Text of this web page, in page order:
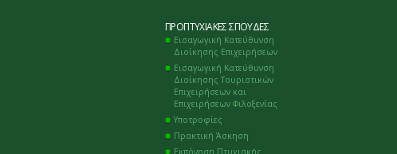
ΠΡΟΠΤΥΧΙΑΚΈΣ ΣΠΟΥΔΈΣ
Εισαγωγική Κατεύθυνση
Διοίκησης Επιχειρήσεων
Εισαγωγική Κατεύθυνση
Διοίκησης Τουριστικών
Επιχειρήσεων και
Επιχειρήσεων Φιλοξενίας
Υποτροφίες
Πρακτική Άσκηση
Εκπόνηση Πτυχιακής